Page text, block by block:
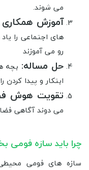
می شوند.
آموزش
های اجتماعی را
رو می آموزند
حل مساله: بچه
ابتکار و پیدا
تقویت هوش
می دوند آگاهی
چرا باید سازه فومی
سازه های فومی